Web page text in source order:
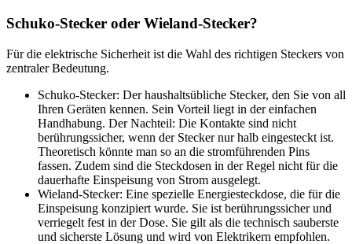
Schuko-Stecker oder Wieland-Stecker?
Für die elektrische Sicherheit ist die Wahl des richtigen Steckers von
zentraler Bedeutung.
Schuko-Stecker: Der haushaltsübliche Stecker, den Sie von all
Ihren Geräten kennen. Sein Vorteil liegt in der einfachen
Handhabung. Der Nachteil: Die Kontakte sind nicht
berührungssicher, wenn der Stecker nur halb eingesteckt ist.
Theoretisch könnte man so an die stromführenden Pins
fassen. Zudem sind die Steckdosen in der Regel nicht für die
dauerhafte Einspeisung von Strom ausgelegt.
Wieland-Stecker: Eine spezielle Energiesteckdose, die für die
Einspeisung konzipiert wurde. Sie ist berührungssicher und
verriegelt fest in der Dose. Sie gilt als die technisch sauberste
und sicherste Lösung und wird von Elektrikern empfohlen.